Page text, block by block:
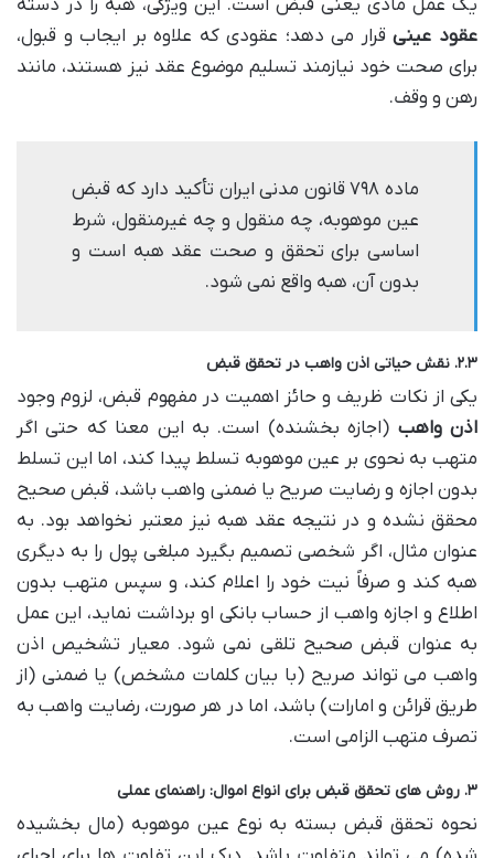
یک عمل مادی یعنی قبض است. این ویژگی، هبه را در دسته
عقود عینیقرار می دهد؛ عقودی که علاوه بر ایجاب و قبول،
برای صحت خود نیازمند تسلیم موضوع عقد نیز هستند، مانند
رهن و وقف.
ماده ۷۹۸ قانون مدنی ایران تأکید دارد که قبض
عین موهوبه، چه منقول و چه غیرمنقول، شرط
اساسی برای تحقق و صحت عقد هبه است و
بدون آن، هبه واقع نمی شود.
۲.۳. نقش حیاتی اذن واهب در تحقق قبض
یکی از نکات ظریف و حائز اهمیت در مفهوم قبض، لزوم وجود
اذن واهب (اجازه بخشنده) است. به این معنا که حتی اگر
متهب به نحوی بر عین موهوبه تسلط پیدا کند، اما این تسلط
بدون اجازه و رضایت صریح یا ضمنی واهب باشد، قبض صحیح
محقق نشده و در نتیجه عقد هبه نیز معتبر نخواهد بود. به
عنوان مثال، اگر شخصی تصمیم بگیرد مبلغی پول را به دیگری
هبه کند و صرفاً نیت خود را اعلام کند، و سپس متهب بدون
اطلاع و اجازه واهب از حساب بانکی او برداشت نماید، این عمل
به عنوان قبض صحیح تلقی نمی شود. معیار تشخیص اذن
واهب می تواند صریح (با بیان کلمات مشخص) یا ضمنی (از
طریق قرائن و امارات) باشد، اما در هر صورت، رضایت واهب به
تصرف متهب الزامی است.
۳. روش های تحقق قبض برای انواع اموال: راهنمای عملی
نحوه تحقق قبض بسته به نوع عین موهوبه (مال بخشیده